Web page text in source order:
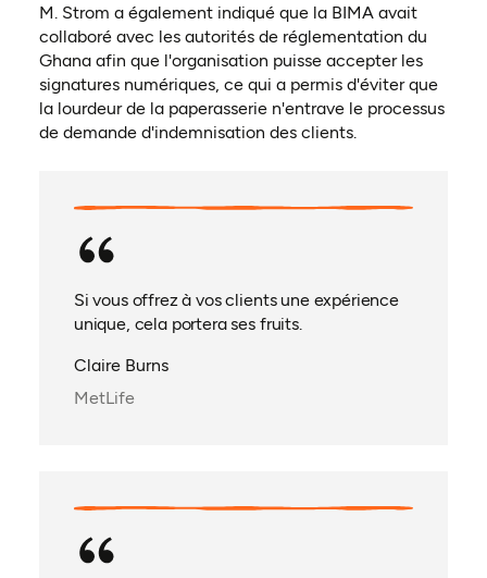
M. Strom a également indiqué que la BIMA avait
collaboré avec les autorités de réglementation du
Ghana afin que l'organisation puisse accepter les
signatures numériques, ce qui a permis d'éviter que
la lourdeur de la paperasserie n'entrave le processus
de demande d'indemnisation des clients.
Si vous offrez à vos clients une expérience
unique, cela portera ses fruits.
Claire Burns
MetLife